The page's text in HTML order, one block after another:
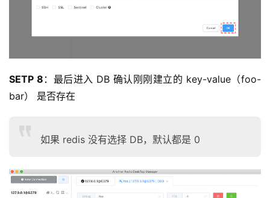
SETP 8 ：最后进入 DB 确认刚刚建立的 key-value（foo-
bar） 是否存在
如果 redis 没有选择 DB，默认都是 0